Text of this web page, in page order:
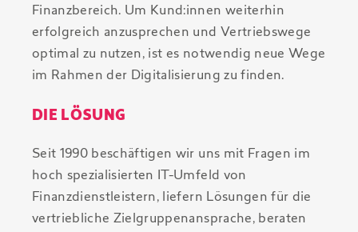
Finanzbereich. Um Kund:innen weiterhin
erfolgreich anzusprechen und Vertriebswege
optimal zu nutzen, ist es notwendig neue Wege
im Rahmen der Digitalisierung zu finden.
DIE LÖSUNG
Seit 1990 beschäftigen wir uns mit Fragen im
hoch spezialisierten IT-Umfeld von
Finanzdienstleistern, liefern Lösungen für die
vertriebliche Zielgruppenansprache, beraten